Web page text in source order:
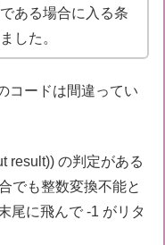
ある場合に入る条
した。
コードは間違ってい
result)) の判定がある
でも整数変換不能と
尾に飛んで -1 がリタ